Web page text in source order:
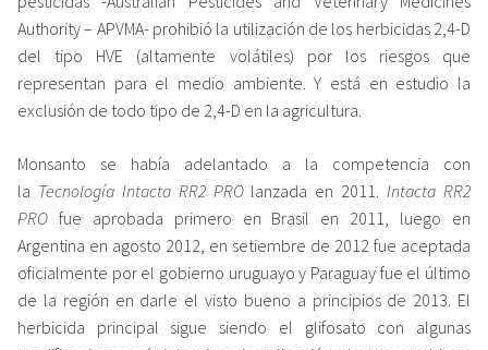
Authority – APVMA- prohibió la utilización de los herbicidas 2,4-D
del tipo HVE (altamente volátiles) por los riesgos que
representan para el medio ambiente. Y está en estudio la
exclusión de todo tipo de 2,4-D en la agricultura.
Monsanto se había adelantado a la competencia con
la Tecnología Intacta RR2 PROlanzada en 2011. Intacta RR2
PRO fue aprobada primero en Brasil en 2011, luego en
Argentina en agosto 2012, en setiembre de 2012 fue aceptada
oficialmente por el gobierno uruguayo y Paraguay fue el último
de la región en darle el visto bueno a principios de 2013. El
herbicida principal sigue siendo el glifosato con algunas